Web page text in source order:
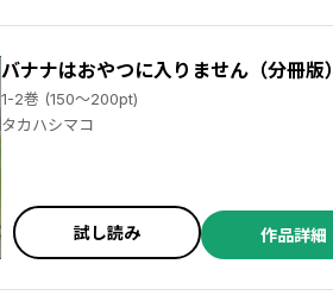
バナナはおやつに入りません（分冊版）
1-2巻 (150～200pt)
タカハシマコ
試し読み 作品詳細